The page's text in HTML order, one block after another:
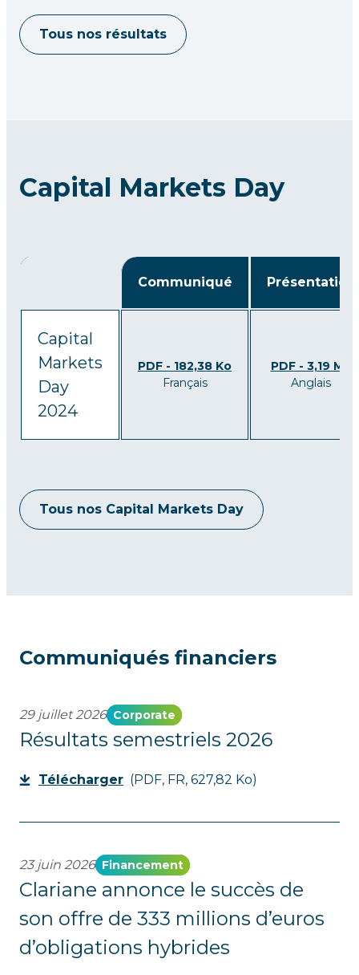
Tous nos résultats
Capital Markets Day
Communiqué Présentation
Capital
Markets
Day
2024
PDF - 182,38 Ko
Français
PDF - 3,19 Mo
Anglais
Tous nos Capital Markets Day
Communiqués financiers
29 juillet 2026 Corporate
Résultats semestriels 2026
Télécharger (PDF, FR, 627,82 Ko)
23 juin 2026 Financement
Clariane annonce le succès de
son offre de 333 millions d’euros
d’obligations hybrides